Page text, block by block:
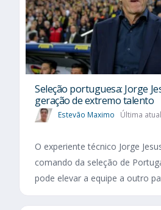
Seleção portuguesa: Jorge
geração de extremo talento
Estevão Maximo Última
O experiente técnico Jorge
comando da seleção de
pode elevar a equipe a outro